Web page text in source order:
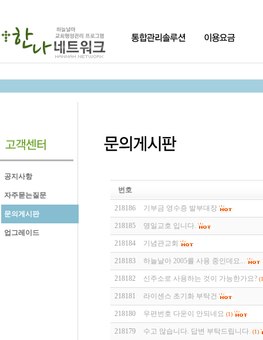
공지사항
자주묻는질문
문의게시판
업그레이드
번호
218186 기부금 영수증 발부대장
218185 명일교호 입니다.
218184 기념관교회
218183 하늘날아 2005를 사용 중인데요...
218182 신주소로 사용하는 것이 가능한가요?
218181 라이센스 초기화 부탁건
218180 우편번호 다운이 안되네요 (1)
218179 수고 많습니다. 답변 부탁드립니다. (1)